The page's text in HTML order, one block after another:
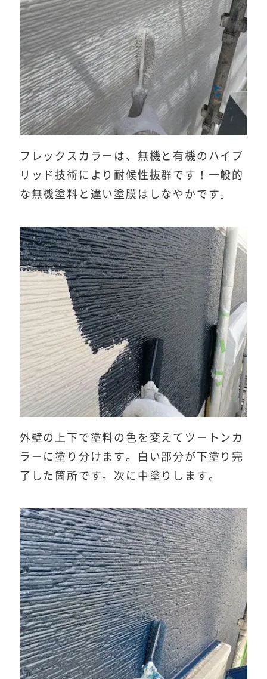
フレックスカラーは、無機と有機のハイブ
リッド技術により耐候性抜群です！一般的
な無機塗料と違い塗膜はしなやかです。
外壁の上下で塗料の色を変えてツートンカ
ラーに塗り分けます。白い部分が下塗り完
了した箇所です。次に中塗りします。